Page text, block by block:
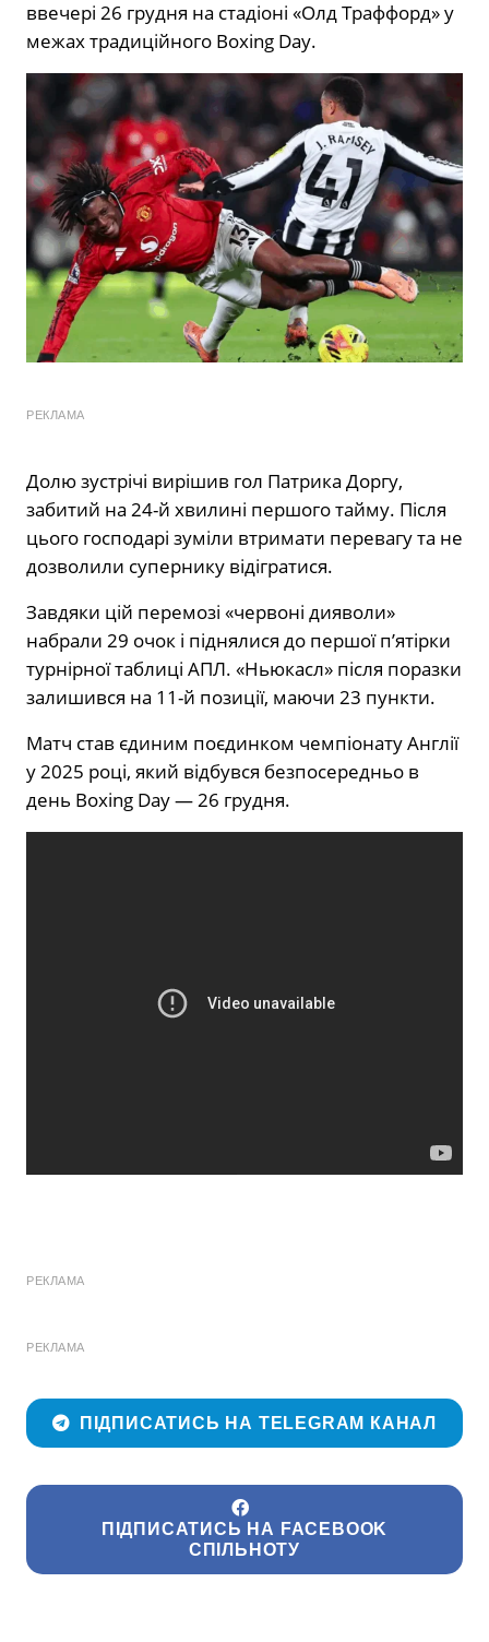
ввечері 26 грудня на стадіоні «Олд Траффорд» у
межах традиційного Boxing Day.
РЕКЛАМА
Долю зустрічі вирішив гол Патрика Доргу,
забитий на 24-й хвилині першого тайму. Після
цього господарі зуміли втримати перевагу та не
дозволили супернику відігратися.
Завдяки цій перемозі «червоні дияволи»
набрали 29 очок і піднялися до першої п’ятірки
турнірної таблиці АПЛ. «Ньюкасл» після поразки
залишився на 11-й позиції, маючи 23 пункти.
Матч став єдиним поєдинком чемпіонату Англії
у 2025 році, який відбувся безпосередньо в
день Boxing Day — 26 грудня.
РЕКЛАМА
РЕКЛАМА
ПІДПИСАТИСЬ НА TELEGRAM КАНАЛ
ПІДПИСАТИСЬ НА FACEBOOK
СПІЛЬНОТУ